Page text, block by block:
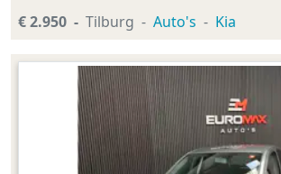
€ 2.950 Tilburg Auto's Kia